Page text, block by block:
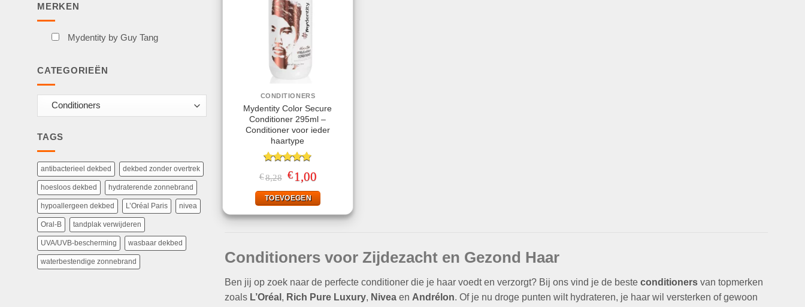
MERKEN
Mydentity by Guy Tang
CATEGORIEËN
TAGS
antibacterieel dekbed dekbed zonder overtrek
hoesloos dekbed hydraterende zonnebrand
hypoallergeen dekbed L’Oréal Paris nivea
Oral-B tandplak verwijderen
UVA/UVB-bescherming wasbaar dekbed
waterbestendige zonnebrand
CONDITIONERS
Mydentity Color Secure
Conditioner 295ml –
Conditioner voor ieder
haartype
Gewaardeerd
4.83uit 5
€8,28 Oorspronkelijke
prijs
was:
€8,28.
€ 1,00Huidige
prijs
is:
€1,00.
TOEVOEGEN
Conditioners voor Zijdezacht en Gezond Haar
Ben jij op zoek naar de perfecte conditioner die je haar voedt en verzorgt? Bij ons vind je de beste conditionersvan topmerken
zoals L’Oréal , Rich Pure Luxury, Niveaen Andrélon. Of je nu droge punten wilt hydrateren, je haar wil versterken of gewoon